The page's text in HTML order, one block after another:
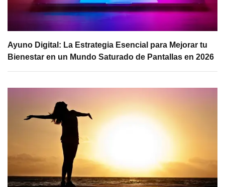
Ayuno Digital: La Estrategia Esencial para Mejorar tu
Bienestar en un Mundo Saturado de Pantallas en 2026